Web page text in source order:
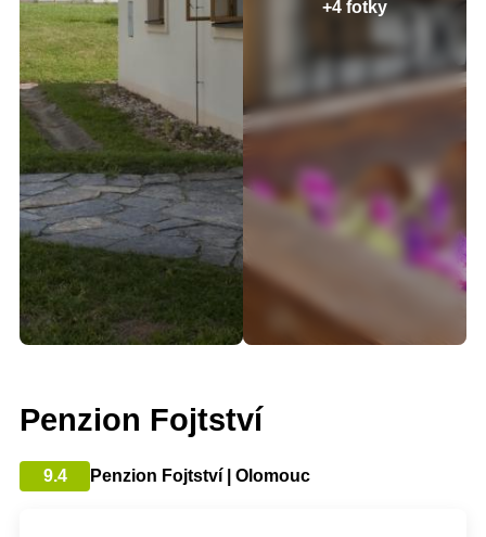
+4 fotky
Penzion Fojtství
9.4 Penzion Fojtství | Olomouc